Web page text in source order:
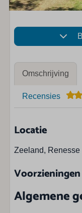
Omschrijving
Recensies
Locatie
Zeeland, Renesse
Voorzieningen
Algemene